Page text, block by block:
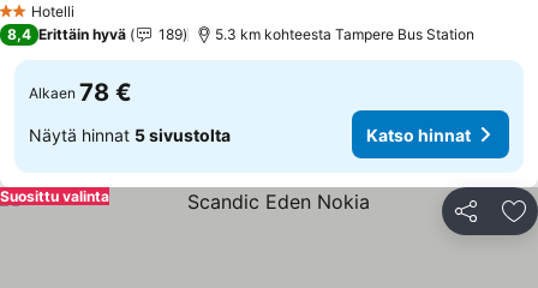
2 Tähtiluokitus
Hotelli
8,4 Erittäin hyvä 189 5.3 km kohteesta Tampere Bus Station
Alkaen 78 €
Näytä hinnat 5 sivustolta Katso hinnat
Jaa
Suosittu valinta